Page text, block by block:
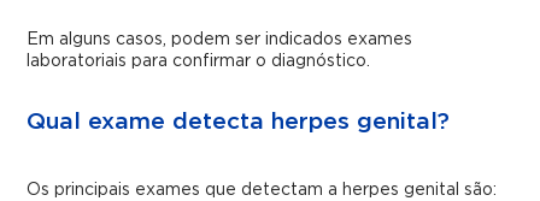
Em alguns casos, podem ser indicados exames
laboratoriais para confirmar o diagnóstico.
Qual exame detecta herpes genital?
Os principais exames que detectam a herpes genital são: